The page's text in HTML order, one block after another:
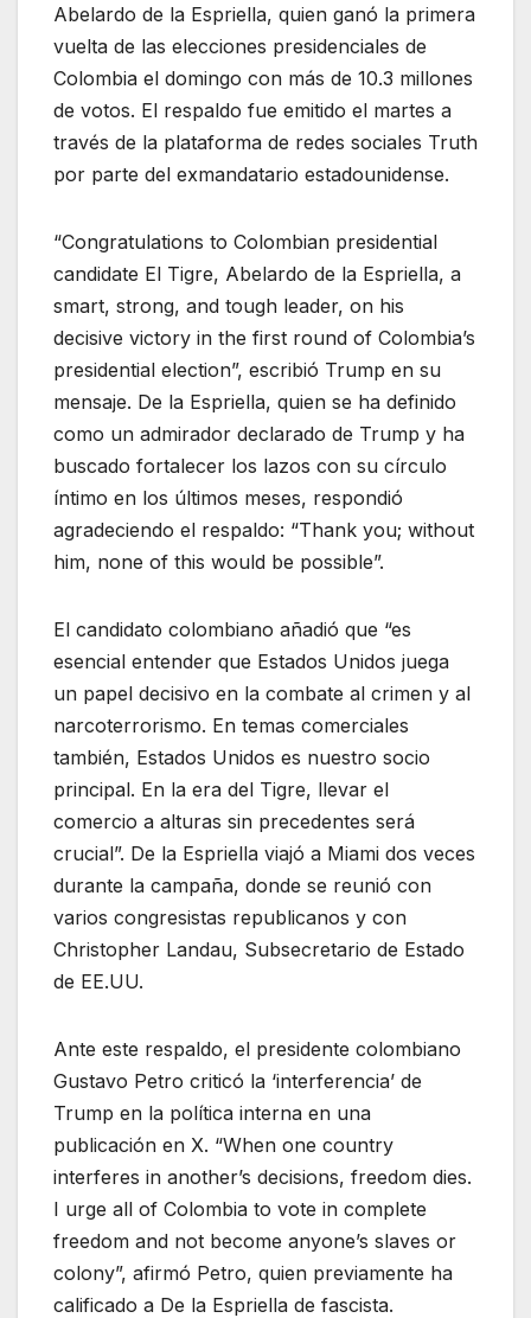
Abelardo de la Espriella, quien ganó la primera
vuelta de las elecciones presidenciales de
Colombia el domingo con más de 10.3 millones
de votos. El respaldo fue emitido el martes a
través de la plataforma de redes sociales Truth
por parte del exmandatario estadounidense.
“Congratulations to Colombian presidential
candidate El Tigre, Abelardo de la Espriella, a
smart, strong, and tough leader, on his
decisive victory in the first round of Colombia’s
presidential election”, escribió Trump en su
mensaje. De la Espriella, quien se ha definido
como un admirador declarado de Trump y ha
buscado fortalecer los lazos con su círculo
íntimo en los últimos meses, respondió
agradeciendo el respaldo: “Thank you; without
him, none of this would be possible”.
El candidato colombiano añadió que “es
esencial entender que Estados Unidos juega
un papel decisivo en la combate al crimen y al
narcoterrorismo. En temas comerciales
también, Estados Unidos es nuestro socio
principal. En la era del Tigre, llevar el
comercio a alturas sin precedentes será
crucial”. De la Espriella viajó a Miami dos veces
durante la campaña, donde se reunió con
varios congresistas republicanos y con
Christopher Landau, Subsecretario de Estado
de EE.UU.
Ante este respaldo, el presidente colombiano
Gustavo Petro criticó la ‘interferencia’ de
Trump en la política interna en una
publicación en X. “When one country
interferes in another’s decisions, freedom dies.
I urge all of Colombia to vote in complete
freedom and not become anyone’s slaves or
colony”, afirmó Petro, quien previamente ha
calificado a De la Espriella de fascista.